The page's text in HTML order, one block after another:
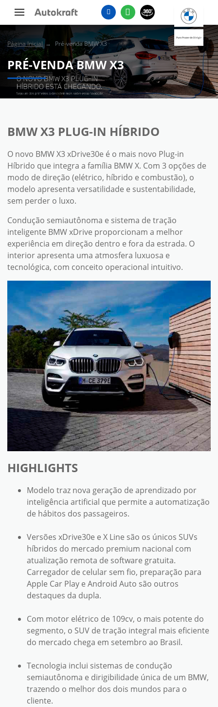
Puro Prazer de Dirigir
Página Inicial Pré-venda BMW X3
PRÉ-VENDA BMW X3
BMW X3 PLUG-IN HÍBRIDO
O novo BMW X3 xDrive30e é o mais novo Plug-in
Híbrido que integra a família BMW X. Com 3 opções de
modo de direção (elétrico, híbrido e combustão), o
modelo apresenta versatilidade e sustentabilidade,
sem perder o luxo.
Condução semiautônoma e sistema de tração
inteligente BMW xDrive proporcionam a melhor
experiência em direção dentro e fora da estrada. O
interior apresenta uma atmosfera luxuosa e
tecnológica, com conceito operacional intuitivo.
HIGHLIGHTS
Modelo traz nova geração de aprendizado por
inteligência artificial que permite a automatização
de hábitos dos passageiros.
Versões xDrive30e e X Line são os únicos SUVs
híbridos do mercado premium nacional com
atualização remota de software gratuita.
Carregador de celular sem fio, preparação para
Apple Car Play e Android Auto são outros
destaques da dupla.
Com motor elétrico de 109cv, o mais potente do
segmento, o SUV de tração integral mais eficiente
do mercado chega em setembro ao Brasil.
Tecnologia inclui sistemas de condução
semiautônoma e dirigibilidade única de um BMW,
trazendo o melhor dos dois mundos para o
cliente.